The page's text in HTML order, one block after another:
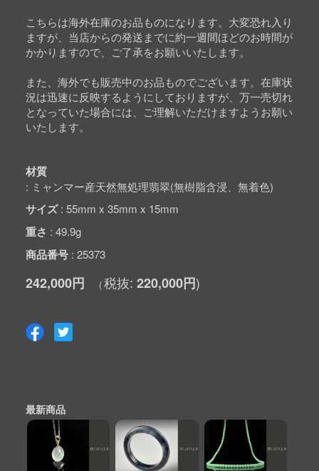
こちらは海外在庫のお品ものになります。大変恐れ入り
ますが、当店からの発送までに約一週間ほどのお時間が
かかりますので、ご了承をお願いいたします。
また、海外でも販売中のお品ものでございます。在庫状
況は迅速に反映するようにしておりますが、万一売切れ
となっていた場合には、ご理解いただけますようお願い
いたします。
材質
ミャンマー産天然無処理翡翠(無樹脂含浸、無着色)
サイズ 55mm x 35mm x 15mm
重さ 49.9g
商品番号 25373
242,000円 220,000円
最新商品